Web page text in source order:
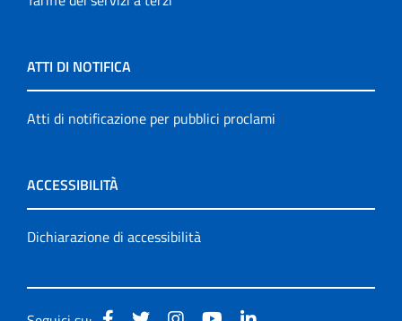
ATTI DI NOTIFICA
Atti di notificazione per pubblici proclami
ACCESSIBILITÀ
Dichiarazione di accessibilità